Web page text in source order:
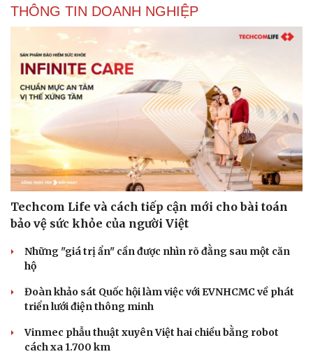
Cải chính
THÔNG TIN DOANH NGHIỆP
Techcom Life và cách tiếp cận mới cho bài toán
bảo vệ sức khỏe của người Việt
Những "giá trị ẩn" cần được nhìn rõ đằng sau một căn
hộ
Đoàn khảo sát Quốc hội làm việc với EVNHCMC về phát
triển lưới điện thông minh
Vinmec phẫu thuật xuyên Việt hai chiều bằng robot
cách xa 1.700 km